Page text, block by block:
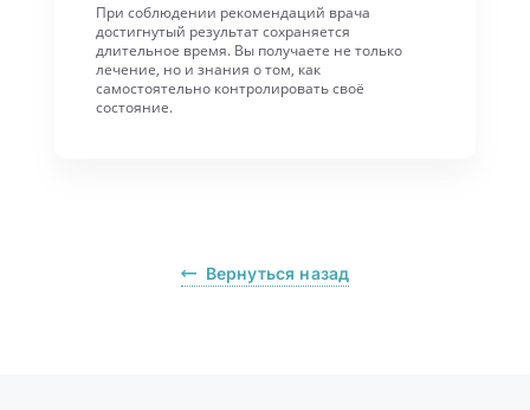
При соблюдении рекомендаций врача
достигнутый результат сохраняется
длительное время. Вы получаете не только
лечение, но и знания о том, как
самостоятельно контролировать своё
состояние.
Вернуться назад